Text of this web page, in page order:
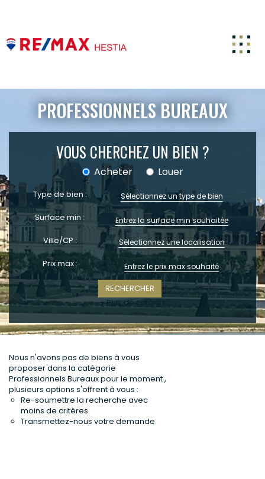
ACCUEIL
ACHETER
ESTIMATION
LOUER
FAIRE GÉRER
CARRIERE
NOTRE AGENCE
ACTUALITÉS
CONTACT
PROFESSIONNELS BUREAUX
VOUS CHERCHEZ UN BIEN ?
Acheter Louer
Type de bien : Sélectionnez un type de bien
Surface min :
Ville/CP : Sélectionnez une localisation
Prix max :
+ Plus de critères
Nous n'avons pas de biens à vous
proposer dans la catégorie
Professionnels Bureaux pour le moment ,
plusieurs options s'offrent à vous :
Re-soumettre la recherche avec
moins de critères.
Transmettez-nous votre demande